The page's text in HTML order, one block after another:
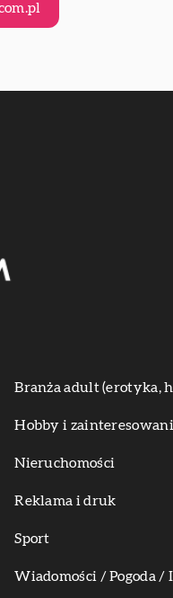
Branża adult (erotyka,
Hobby i
Nieruchomości
Reklama i druk
Sport
Wiadomości / Pogoda /